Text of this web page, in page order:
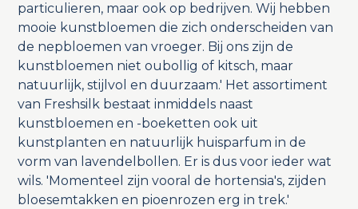
particulieren, maar ook op bedrijven. Wij hebben
mooie kunstbloemen die zich onderscheiden van
de nepbloemen van vroeger. Bij ons zijn de
kunstbloemen niet oubollig of kitsch, maar
natuurlijk, stijlvol en duurzaam.' Het assortiment
van Freshsilk bestaat inmiddels naast
kunstbloemen en -boeketten ook uit
kunstplanten en natuurlijk huisparfum in de
vorm van lavendelbollen. Er is dus voor ieder wat
wils. 'Momenteel zijn vooral de hortensia's, zijden
bloesemtakken en pioenrozen erg in trek.'